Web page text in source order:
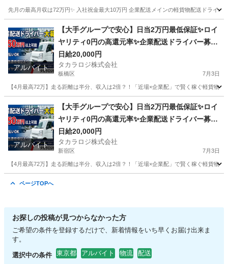
先月の最高月収は72万円✨ 入社祝金最大10万円 企業配送メインの軽貨物配送ドライ
配送
アルバイト
【大手グループで安心】日当2万円最低保証✨ロイ
ヤリティ0円の高還元率✨企業配送ドライバー募集
＜週払いOK／祝金あり＞
日給20,000円
タカラロジ株式会社
板橋区 7月3日
【4月最高72万】走る距離は半分、収入は2倍？！「近場×企業配」で賢く稼ぐ軽貨物
ドライバー ロイヤリティ
アルバイト
【大手グループで安心】日当2万円最低保証✨ロイ
ヤリティ0円の高還元率✨企業配送ドライバー募集
＜週払いOK／祝金あり＞
日給20,000円
タカラロジ株式会社
新宿区 7月3日
【4月最高72万】走る距離は半分、収入は2倍？！「近場×企業配」で賢く稼ぐ軽貨物
ページTOPへ
お探しの投稿が見つからなかった方
ご希望の条件を登録するだけで、新着情報をいち早くお届け出来ま
す。
選択中の条件 東京都 アルバイト 物流 配送